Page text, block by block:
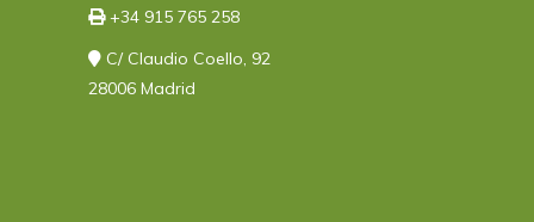
+34 915 765 258
C/ Claudio Coello, 92
28006 Madrid